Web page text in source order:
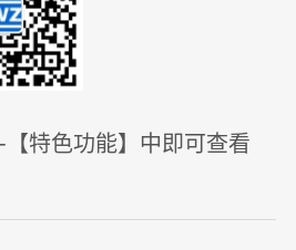
特色功能】中即可查看